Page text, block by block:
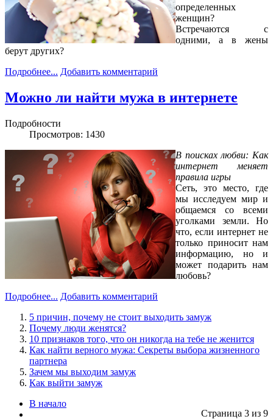
определенных
женщин?
Встречаются с
одними, а в жены
берут других?
Подробнее... Добавить комментарий
Можно ли найти мужа в интернете
Подробности
Просмотров: 1430
В поисках любви: Как
интернет меняет
правила игры
Сеть, это место, где
мы исследуем мир и
общаемся со всеми
уголками земли. Но
что, если интернет не
только приносит нам
информацию, но и
может подарить нам
любовь?
Подробнее... Добавить комментарий
5 причин, почему не стоит выходить замуж
Почему люди женятся?
10 признаков того, что он никогда на тебе не женится
Как найти верного мужа: Секреты выбора жизненного
партнера
Зачем мы выходим замуж
Как выйти замуж
Страница 3 из 9
В начало